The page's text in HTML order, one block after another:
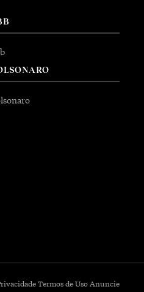
Termos de UsoAnuncie